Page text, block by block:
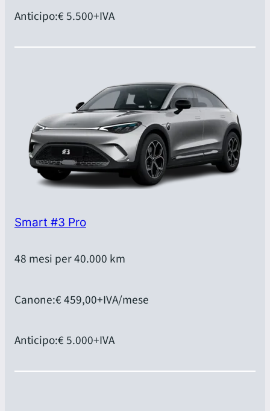
Anticipo:€ 5.500+IVA
Smart #3 Pro
48 mesi per 40.000 km
Canone:€ 459,00+IVA/mese
Anticipo:€ 5.000+IVA